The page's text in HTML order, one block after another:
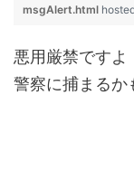
msgAlert.html
悪用厳禁ですよ
警察に捕まるか